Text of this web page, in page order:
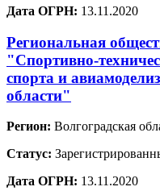
Дата ОГРН: 13.11.2020
Региональная
"Спортивно-
спорта и
области"
Регион: Волгоградская
Статус:
Дата ОГРН: 13.11.2020